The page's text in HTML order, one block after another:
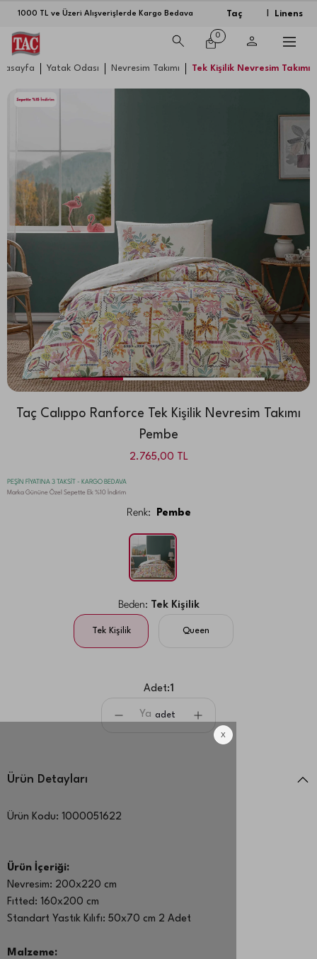
1000 TL ve Üzeri Alışverişlerde Kargo Bedava Taç Linens
0
Yatak Odası Nevresim Takımı Tek Kişilik Nevresim Takımı
Taç Calıppo Ranforce Tek Kişilik Nevresim Takımı
Pembe
2.765,00 TL
PEŞİN FİYATINA 3 TAKSİT - KARGO BEDAVA
Marka Gününe Özel Sepette Ek %10 İndirim
Renk: Pembe
Beden: Tek Kişilik
Tek Kişilik Queen
Adet:1
adet
Ürün Detayları
Ürün Kodu: 1000051622
Ürün İçeriği:
Nevresim: 200x220 cm
Fıtted: 160x200 cm
Standart Yastık Kılıfı: 50x70 cm 2 Adet
Malzeme: